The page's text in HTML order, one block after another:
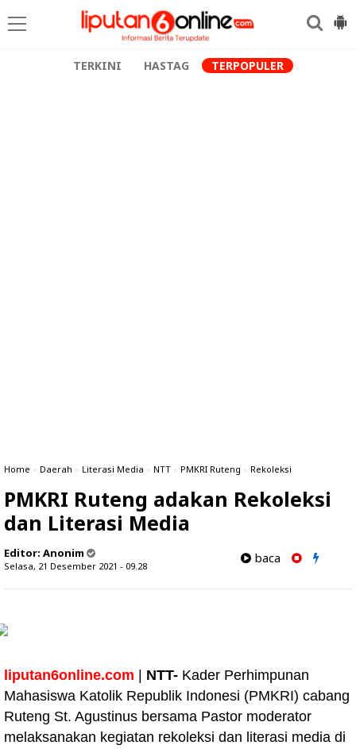
TERKINI HASTAG TERPOPULER
Home » Daerah » Literasi Media » NTT » PMKRI Ruteng » Rekoleksi
PMKRI Ruteng adakan Rekoleksi
dan Literasi Media
Editor: Anonim
Selasa, 21 Desember 2021 - 09.28
baca
liputan6online.com NTT- Kader Perhimpunan
Mahasiswa Katolik Republik Indonesi (PMKRI) cabang
Ruteng St. Agustinus bersama Pastor moderator
melaksanakan kegiatan rekoleksi dan literasi media di